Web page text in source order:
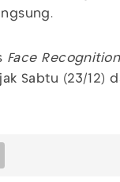
Face
Sabtu (23/12)